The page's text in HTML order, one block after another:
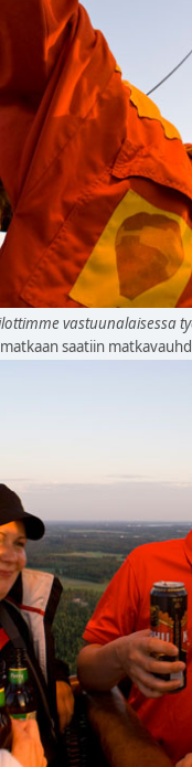
vastuunalaisessa
saatiin